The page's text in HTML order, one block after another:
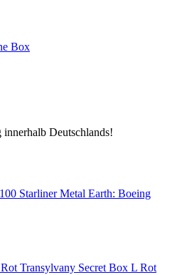
Box
Deutschlands!
Metal Earth: Boeing
Transylvany Secret Box L Rot